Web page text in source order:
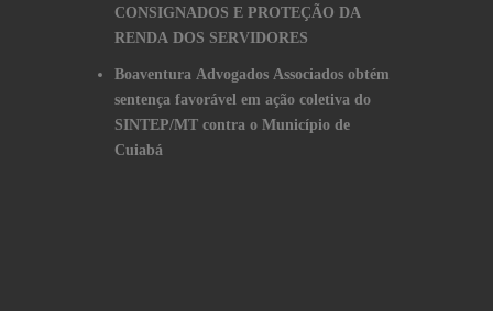
CONSIGNADOS E PROTEÇÃO DA
RENDA DOS SERVIDORES
Boaventura Advogados Associados obtém
sentença favorável em ação coletiva do
SINTEP/MT contra o Município de
Cuiabá